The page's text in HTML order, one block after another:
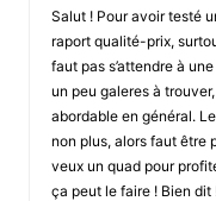
Salut ! Pour avoir testé
raport qualité-prix,
faut pas s’attendre à
un peu galeres à
abordable en général.
non plus, alors faut être
veux un quad pour
ça peut le faire ! Bien dit